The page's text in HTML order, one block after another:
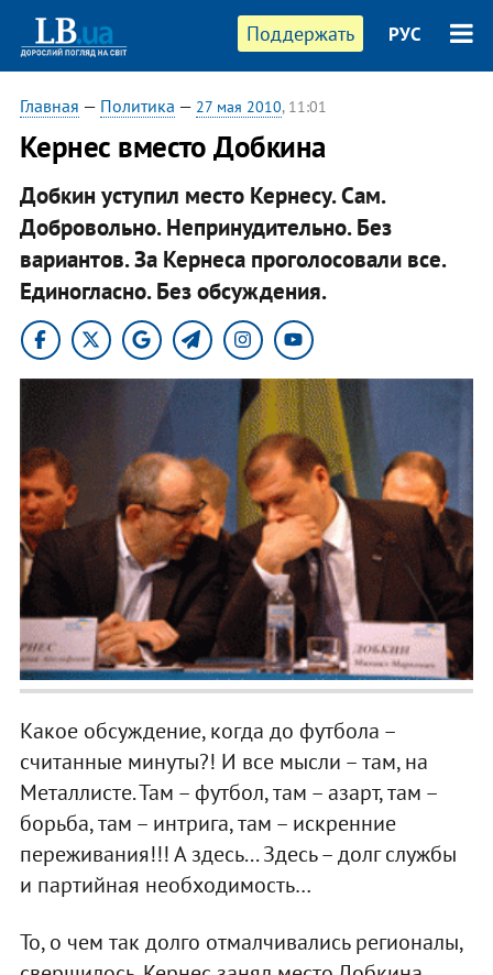
Поддержать РУС
Главная — Политика — 27 мая 2010, 11:01
Кернес вместо Добкина
Добкин уступил место Кернесу. Сам.
Добровольно. Непринудительно. Без
вариантов. За Кернеса проголосовали все.
Единогласно. Без обсуждения.
Какое обсуждение, когда до футбола –
считанные минуты?! И все мысли – там, на
Металлисте. Там – футбол, там – азарт, там –
борьба, там – интрига, там – искренние
переживания!!! А здесь... Здесь – долг службы
и партийная необходимость…
То, о чем так долго отмалчивались регионалы,